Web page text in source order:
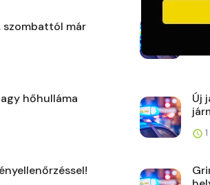
szombattól már
hőhulláma
Új